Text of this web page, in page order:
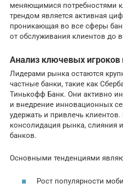
меняющимися потребностями
трендом является активная
проникающая во все сферы
от обслуживания клиентов до
Анализ ключевых игроков
Лидерами рынка остаются
частные банки, такие как
Тинькофф Банк. Они активно
и внедрение инновационных
удержать и привлечь
консолидация рынка, слияния
банков.
Основными тенденциями
Рост популярности